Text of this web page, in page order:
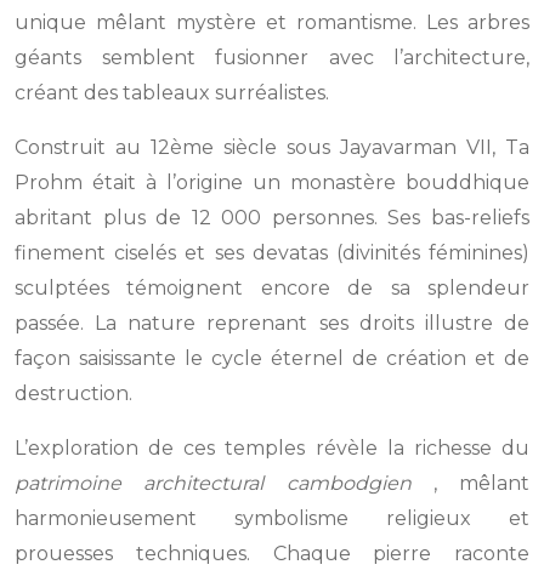
unique mêlant mystère et romantisme. Les arbres
géants semblent fusionner avec l’architecture,
créant des tableaux surréalistes.
Construit au 12ème siècle sous Jayavarman VII, Ta
Prohm était à l’origine un monastère bouddhique
abritant plus de 12 000 personnes. Ses bas-reliefs
finement ciselés et ses devatas (divinités féminines)
sculptées témoignent encore de sa splendeur
passée. La nature reprenant ses droits illustre de
façon saisissante le cycle éternel de création et de
destruction.
L’exploration de ces temples révèle la richesse du
patrimoine architectural cambodgien , mêlant
harmonieusement symbolisme religieux et
prouesses techniques. Chaque pierre raconte